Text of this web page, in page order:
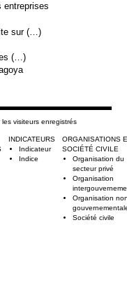
entreprises
sur (…)
(…)
visiteurs enregistrés
INDICATEURS
Indicateur
Indice
ORGANISATIONS
SOCIÉTÉ CIVILE
Organisation du
secteur privé
Organisation
Organisation
Société civile